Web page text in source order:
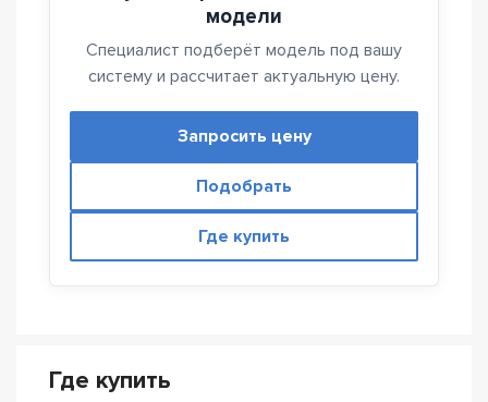
модели
Специалист подберёт модель под вашу
систему и рассчитает актуальную цену.
Запросить цену
Подобрать
Где купить
Где купить